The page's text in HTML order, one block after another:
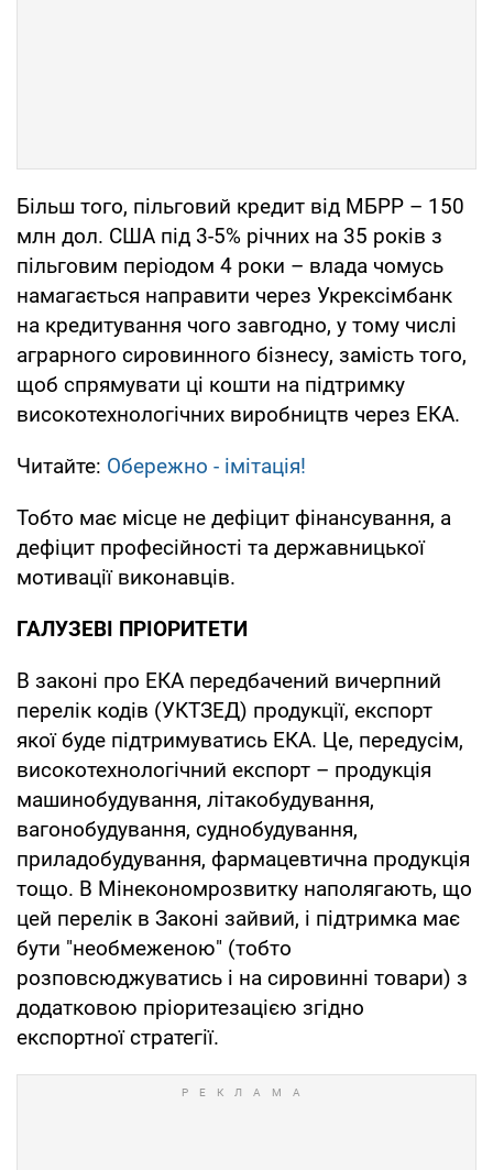
Більш того, пільговий кредит від МБРР – 150
млн дол. США під 3-5% річних на 35 років з
пільговим періодом 4 роки – влада чомусь
намагається направити через Укрексімбанк
на кредитування чого завгодно, у тому числі
аграрного сировинного бізнесу, замість того,
щоб спрямувати ці кошти на підтримку
високотехнологічних виробництв через ЕКА.
Читайте: Обережно - імітація!
Тобто має місце не дефіцит фінансування, а
дефіцит професійності та державницької
мотивації виконавців.
ГАЛУЗЕВІ ПРІОРИТЕТИ
В законі про ЕКА передбачений вичерпний
перелік кодів (УКТЗЕД) продукції, експорт
якої буде підтримуватись ЕКА. Це, передусім,
високотехнологічний експорт – продукція
машинобудування, літакобудування,
вагонобудування, суднобудування,
приладобудування, фармацевтична продукція
тощо. В Мінекономрозвитку наполягають, що
цей перелік в Законі зайвий, і підтримка має
бути "необмеженою" (тобто
розповсюджуватись і на сировинні товари) з
додатковою пріоритезацією згідно
експортної стратегії.